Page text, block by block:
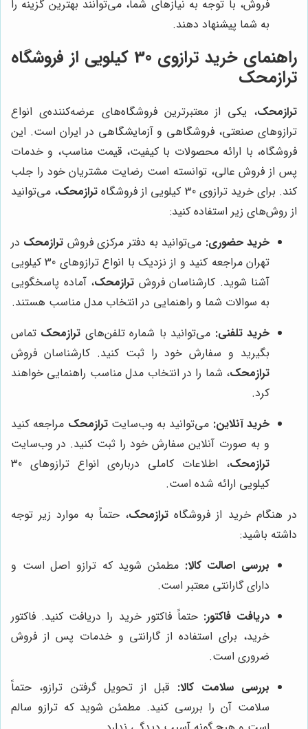
فروش، با توجه به نیازهای شما، می‌توانند بهترین گزینه را
به شما پیشنهاد دهند.
راهنمای خرید ترازوی 30 کیلویی از فروشگاه
ترازمحک
ترازمحک، یکی از معتبرترین فروشگاه‌های عرضه‌کننده‌ی انواع
ترازوهای صنعتی، فروشگاهی و آزمایشگاهی در ایران است. این
فروشگاه، با ارائه محصولات با کیفیت، قیمت مناسب، و خدمات
پس از فروش عالی، توانسته است رضایت مشتریان خود را جلب
کند. برای خرید ترازوی 30 کیلویی از فروشگاه
ترازمحک، می‌توانید
از روش‌های زیر استفاده کنید:
خرید حضوری: می‌توانید به دفتر مرکزی فروش ترازمحک در
تهران مراجعه کنید و از نزدیک با انواع ترازوهای 30 کیلویی
آشنا شوید. کارشناسان فروش ترازمحک، آماده پاسخگویی
به سوالات شما و راهنمایی در انتخاب مدل مناسب هستند.
خرید تلفنی: می‌توانید با شماره تلفن‌های ترازمحک تماس
بگیرید و سفارش خود را ثبت کنید. کارشناسان فروش
ترازمحک، شما را در انتخاب مدل مناسب راهنمایی خواهند
کرد.
خرید آنلاین: می‌توانید به وب‌سایتترازمحک مراجعه کنید
و به صورت آنلاین سفارش خود را ثبت کنید. در وب‌سایت
ترازمحک
، اطلاعات کاملی درباره‌ی انواع ترازوهای 30
کیلویی ارائه شده است.
در هنگام خرید از فروشگاه ترازمحک، حتماً به موارد زیر توجه
داشته باشید:
بررسی اصالت کالا: مطمئن شوید که ترازو اصل است و
دارای گارانتی معتبر است.
دریافت فاکتور: حتماً فاکتور خرید را دریافت کنید. فاکتور
خرید، برای استفاده از گارانتی و خدمات پس از فروش
ضروری است.
بررسی سلامت کالا: قبل از تحویل گرفتن ترازو، حتماً
سلامت آن را بررسی کنید. مطمئن شوید که ترازو سالم